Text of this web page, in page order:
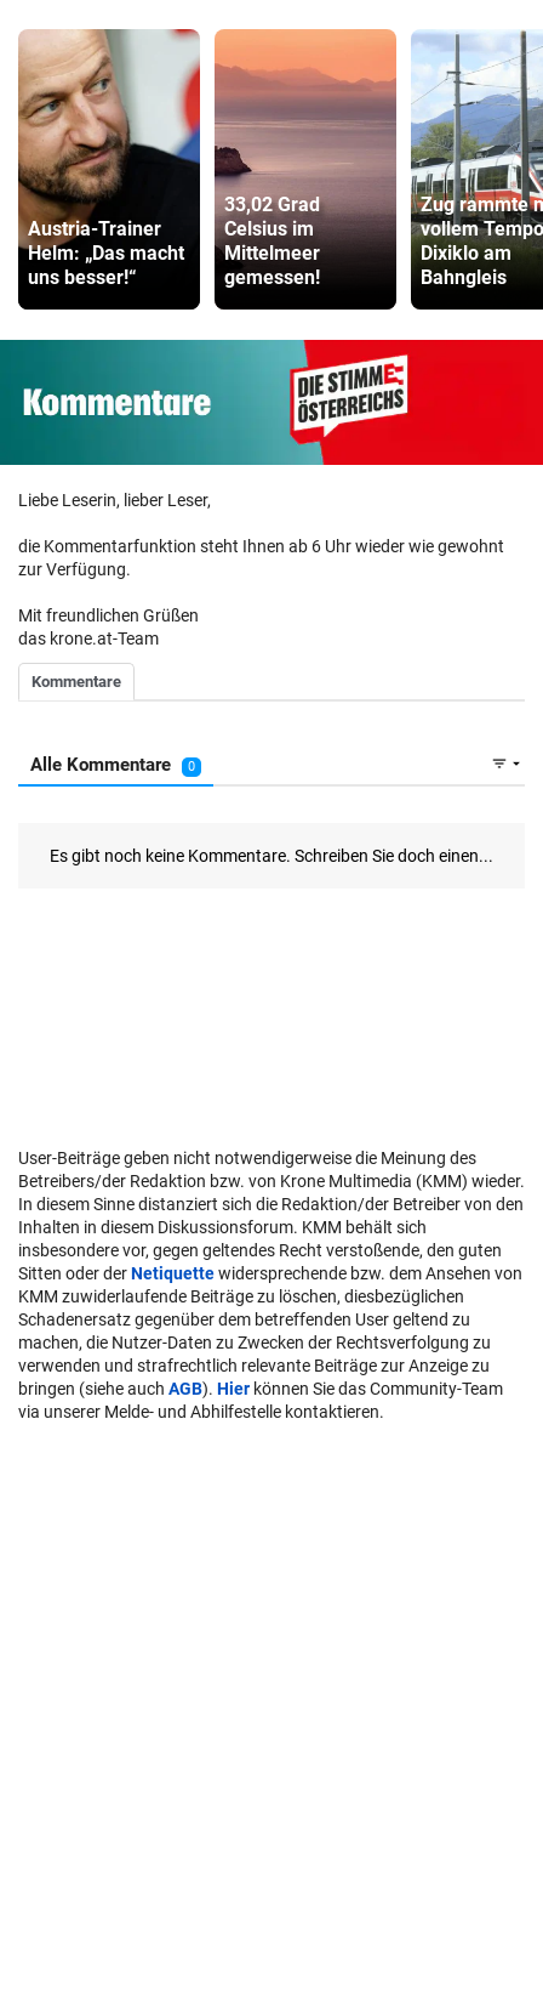
Austria-Trainer
Helm: „Das macht
uns besser!“
33,02 Grad
Celsius im
Mittelmeer
gemessen!
Zug rammte
vollem Tempo
Dixiklo am
Bahngleis
Liebe Leserin, lieber Leser,
die Kommentarfunktion steht Ihnen ab 6 Uhr wieder wie gewohnt
zur Verfügung.
Mit freundlichen Grüßen
das krone.at-Team
User-Beiträge geben nicht notwendigerweise die Meinung des
Betreibers/der Redaktion bzw. von Krone Multimedia (KMM) wieder.
In diesem Sinne distanziert sich die Redaktion/der Betreiber von den
Inhalten in diesem Diskussionsforum. KMM behält sich
insbesondere vor, gegen geltendes Recht verstoßende, den guten
Sitten oder derNetiquettewidersprechende bzw. dem Ansehen von
KMM zuwiderlaufende Beiträge zu löschen, diesbezüglichen
Schadenersatz gegenüber dem betreffenden User geltend zu
machen, die Nutzer-Daten zu Zwecken der Rechtsverfolgung zu
verwenden und strafrechtlich relevante Beiträge zur Anzeige zu
bringen (siehe auch AGB). Hier können Sie das Community-Team
via unserer Melde- und Abhilfestelle kontaktieren.